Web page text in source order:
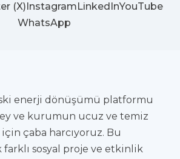
(X) Instagram LinkedInYouTube
WhatsApp
enerji dönüşümü platformu
ve kurumun ucuz ve temiz
çaba harcıyoruz. Bu
farklı sosyal proje ve etkinlik